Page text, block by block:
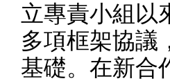
立專責小組以
多項框架協議
基礎。在新合